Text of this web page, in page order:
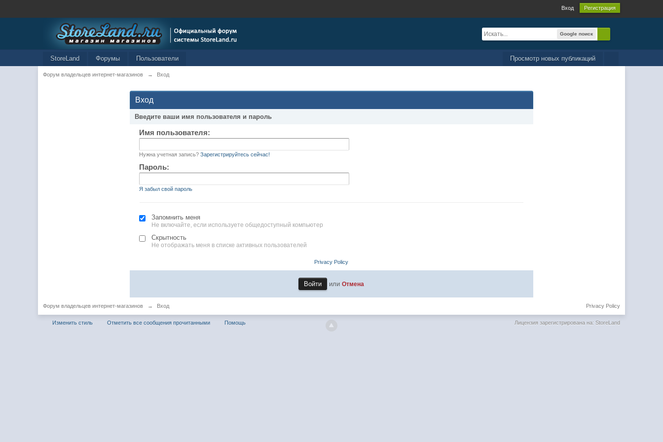
Вход Регистрация
Google поиск
Просмотр новых публикаций
StoreLand Форумы Пользователи
Форум владельцев интернет-магазинов → Вход
Вход
Введите ваши имя пользователя и пароль
Имя пользователя:
Нужна учетная запись? Зарегистрируйтесь сейчас!
Пароль:
Я забыл свой пароль
Запомнить меня
Не включайте, если используете общедоступный компьютер
Скрытность
Не отображать меня в списке активных пользователей
Privacy Policy
илиОтмена
Форум владельцев интернет-магазинов → Вход Privacy Policy
Изменить стиль Отметить все сообщения прочитанными Помощь Лицензия зарегистрирована на: StoreLand